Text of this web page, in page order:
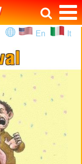
En It